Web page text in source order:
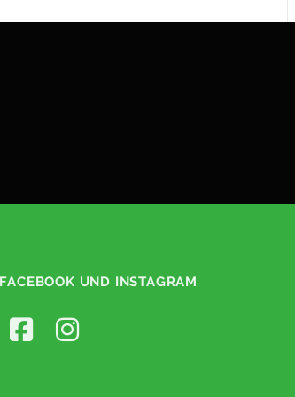
UND INSTAGRAM